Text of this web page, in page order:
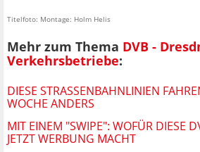
Titelfoto: Montage: Holm Helis
Mehr zum Thema DVB -
Verkehrsbetriebe:
DIESE STRASSENBAHNLINIEN
OCHE ANDERS
MIT EINEM "SWIPE": WOFÜR DIESE
ETZT WERBUNG MACHT